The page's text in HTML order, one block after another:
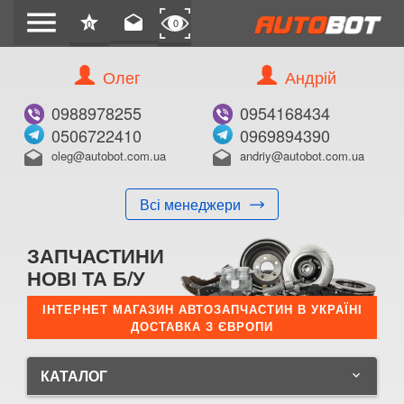
menu star
0 drafts 0
Олег
0988978255
0506722410
drafts oleg@autobot.com.ua
Всі менеджери
Андрій
0954168434
0969894390
drafts andriy@autobot.com.ua
ЗАПЧАСТИНИ
НОВІ ТА Б/У
ІНТЕРНЕТ МАГАЗИН АВТОЗАПЧАСТИН В УКРАЇНІ
ДОСТАВКА З ЄВРОПИ
КАТАЛОГ keyboard_arrow_down